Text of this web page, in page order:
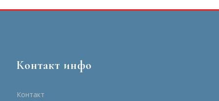
Контакт инфо
Контакт